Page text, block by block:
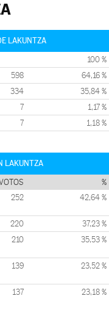
LAKUNTZA
100 %
598 64,16 %
334 35,84 %
7 1,17 %
7 1,18 %
LAKUNTZA
%
252 42,64 %
220 37,23 %
210 35,53 %
139 23,52 %
137 23,18 %